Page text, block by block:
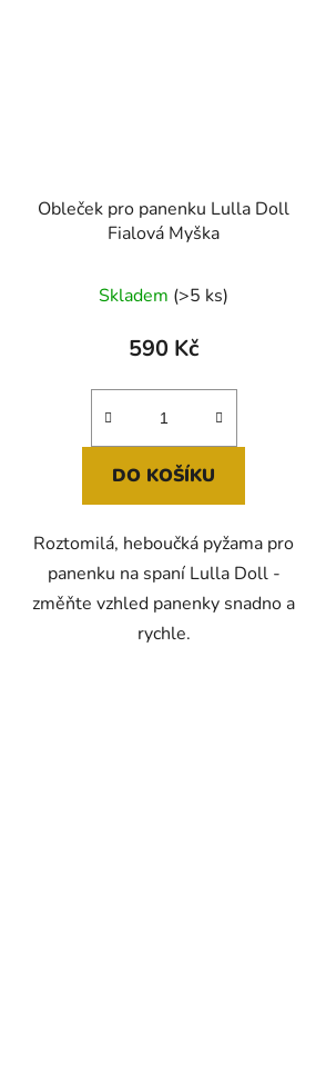
Obleček pro panenku Lulla Doll
Fialová Myška
Skladem (>5 ks)
590 Kč
DO KOŠÍKU
Roztomilá, heboučká pyžama pro
panenku na spaní Lulla Doll -
změňte vzhled panenky snadno a
rychle.